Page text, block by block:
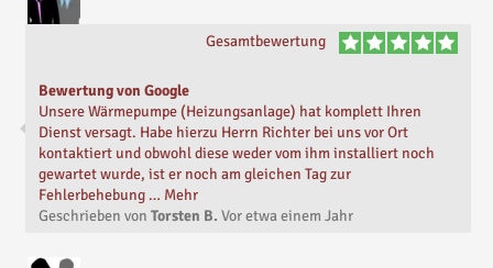
Gesamtbewertung
Bewertung von Google
Unsere Wärmepumpe (Heizungsanlage) hat komplett Ihren
Dienst versagt. Habe hierzu Herrn Richter bei uns vor Ort
kontaktiert und obwohl diese weder vom ihm installiert noch
gewartet wurde, ist er noch am gleichen Tag zur
Fehlerbehebung … Mehr
Geschrieben von Torsten B. Voretwa einem Jahr